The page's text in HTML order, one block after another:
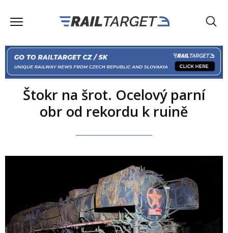
Štokr na šrot. Ocelový parní
obr od rekordu k ruině